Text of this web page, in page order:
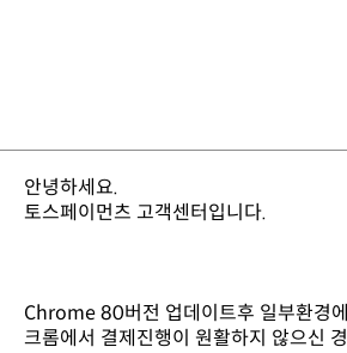
안녕하세요.
토스페이먼츠 고객센터입니다.
Chrome 80버전 업데이트후 일부환경
크롬에서 결제진행이 원활하지 않으신